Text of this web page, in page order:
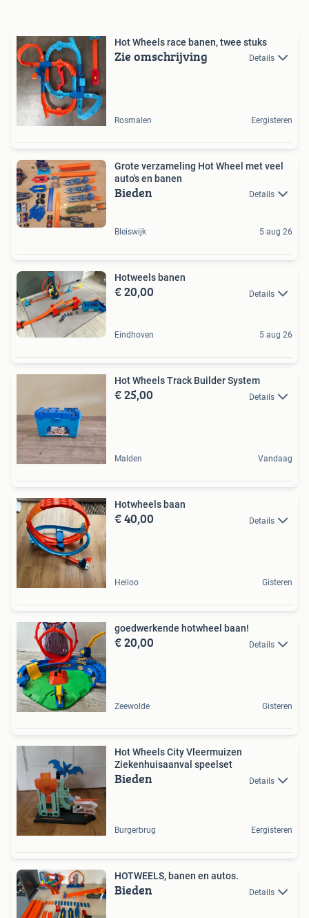
Hot Wheels race banen, twee stuks
Zie omschrijving Details
Rosmalen Eergisteren
Grote verzameling Hot Wheel met veel
auto's en banen
Bieden Details
Bleiswijk 5 aug 26
Hotweels banen
€ 20,00 Details
Eindhoven 5 aug 26
Hot Wheels Track Builder System
€ 25,00 Details
Malden Vandaag
Hotwheels baan
€ 40,00 Details
Heiloo Gisteren
goedwerkende hotwheel baan!
€ 20,00 Details
Zeewolde Gisteren
Hot Wheels City Vleermuizen
Ziekenhuisaanval speelset
Bieden Details
Burgerbrug Eergisteren
HOTWEELS, banen en autos.
Bieden Details